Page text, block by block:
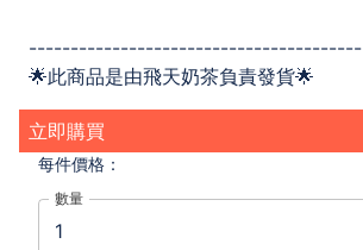
----------------------------------------
🌟此商品是由飛天奶茶負責發貨🌟
立即購買
每件價格：
數量